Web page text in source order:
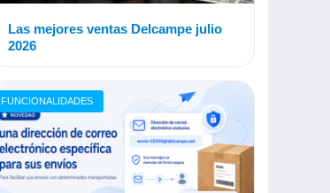
Las mejores ventas Delcampe julio
2026
FUNCIONALIDADES